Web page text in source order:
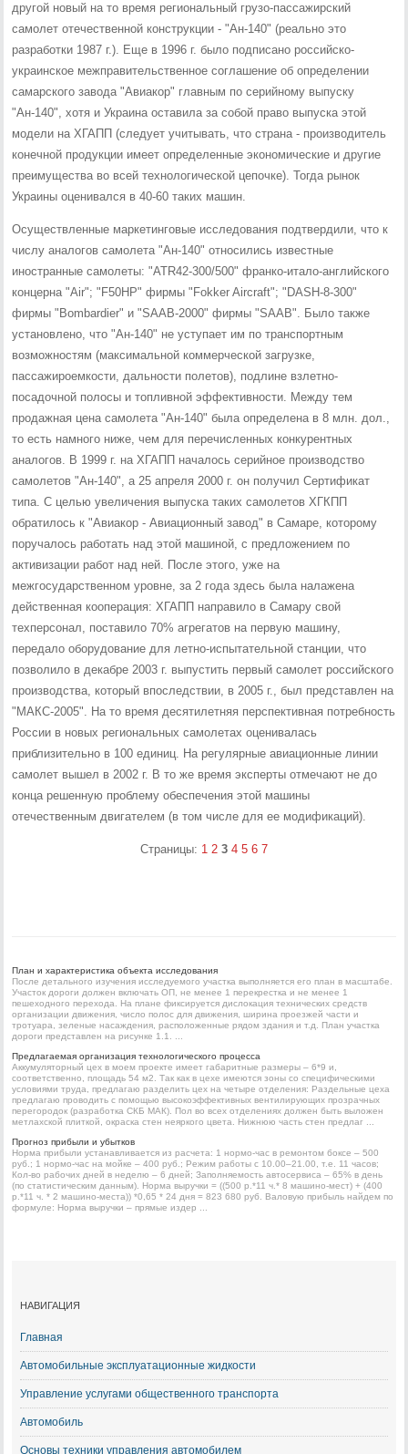
другой новый на то время региональный грузо-пассажирский
самолет отечественной конструкции - "Ан-140" (реально это
разработки 1987 г.). Еще в 1996 г. было подписано российско-
украинское межправительственное соглашение об определении
самарского завода "Авиакор" главным по серийному выпуску
"Ан-140", хотя и Украина оставила за собой право выпуска этой
модели на ХГАПП (следует учитывать, что страна - производитель
конечной продукции имеет определенные экономические и другие
преимущества во всей технологической цепочке). Тогда рынок
Украины оценивался в 40-60 таких машин.
Осуществленные маркетинговые исследования подтвердили, что к
числу аналогов самолета "Ан-140" относились известные
иностранные самолеты: "ATR42-300/500" франко-итало-английского
концерна "Air"; "F50HP" фирмы "Fokker Aircraft"; "DASH-8-300"
фирмы "Bombardier" и "SAAB-2000" фирмы "SAAB". Было также
установлено, что "Ан-140" не уступает им по транспортным
возможностям (максимальной коммерческой загрузке,
пассажироемкости, дальности полетов), подлине взлетно-
посадочной полосы и топливной эффективности. Между тем
продажная цена самолета "Ан-140" была определена в 8 млн. дол.,
то есть намного ниже, чем для перечисленных конкурентных
аналогов. В 1999 г. на ХГАПП началось серийное производство
самолетов "Ан-140", а 25 апреля 2000 г. он получил Сертификат
типа. С целью увеличения выпуска таких самолетов ХГКПП
обратилось к "Авиакор - Авиационный завод" в Самаре, которому
поручалось работать над этой машиной, с предложением по
активизации работ над ней. После этого, уже на
межгосударственном уровне, за 2 года здесь была налажена
действенная кооперация: ХГАПП направило в Самару свой
техперсонал, поставило 70% агрегатов на первую машину,
передало оборудование для летно-испытательной станции, что
позволило в декабре 2003 г. выпустить первый самолет российского
производства, который впоследствии, в 2005 г., был представлен на
"МАКС-2005". На то время десятилетняя перспективная потребность
России в новых региональных самолетах оценивалась
приблизительно в 100 единиц. На регулярные авиационные линии
самолет вышел в 2002 г. В то же время эксперты отмечают не до
конца решенную проблему обеспечения этой машины
отечественным двигателем (в том числе для ее модификаций).
Страницы: 1 2 3 4 5 6 7
План и характеристика объекта исследования
После детального изучения исследуемого участка выполняется его план в масштабе.
Участок дороги должен включать ОП, не менее 1 перекрестка и не менее 1
пешеходного перехода. На плане фиксируется дислокация технических средств
организации движения, число полос для движения, ширина проезжей части и
тротуара, зеленые насаждения, расположенные рядом здания и т.д. План участка
дороги представлен на рисунке 1.1. ...
Предлагаемая организация технологического процесса
Аккумуляторный цех в моем проекте имеет габаритные размеры – 6*9 и,
соответственно, площадь 54 м2. Так как в цехе имеются зоны со специфическими
условиями труда, предлагаю разделить цех на четыре отделения: Раздельные цеха
предлагаю проводить с помощью высокоэффективных вентилирующих прозрачных
перегородок (разработка СКБ МАК). Пол во всех отделениях должен быть выложен
метлахской плиткой, окраска стен неяркого цвета. Нижнюю часть стен предлаг ...
Прогноз прибыли и убытков
Норма прибыли устанавливается из расчета: 1 нормо-час в ремонтом боксе – 500
руб.; 1 нормо-час на мойке – 400 руб.; Режим работы с 10.00–21.00, т.е. 11 часов;
Кол-во рабочих дней в неделю – 6 дней; Заполняемость автосервиса – 65% в день
(по статистическим данным). Норма выручки = ((500 р.*11 ч.* 8 машино-мест) + (400
р.*11 ч. * 2 машино-места)) *0,65 * 24 дня = 823 680 руб. Валовую прибыль найдем по
формуле: Норма выручки – прямые издер ...
НАВИГАЦИЯ
Главная
Автомобильные эксплуатационные жидкости
Управление услугами общественного транспорта
Автомобиль
Основы техники управления автомобилем